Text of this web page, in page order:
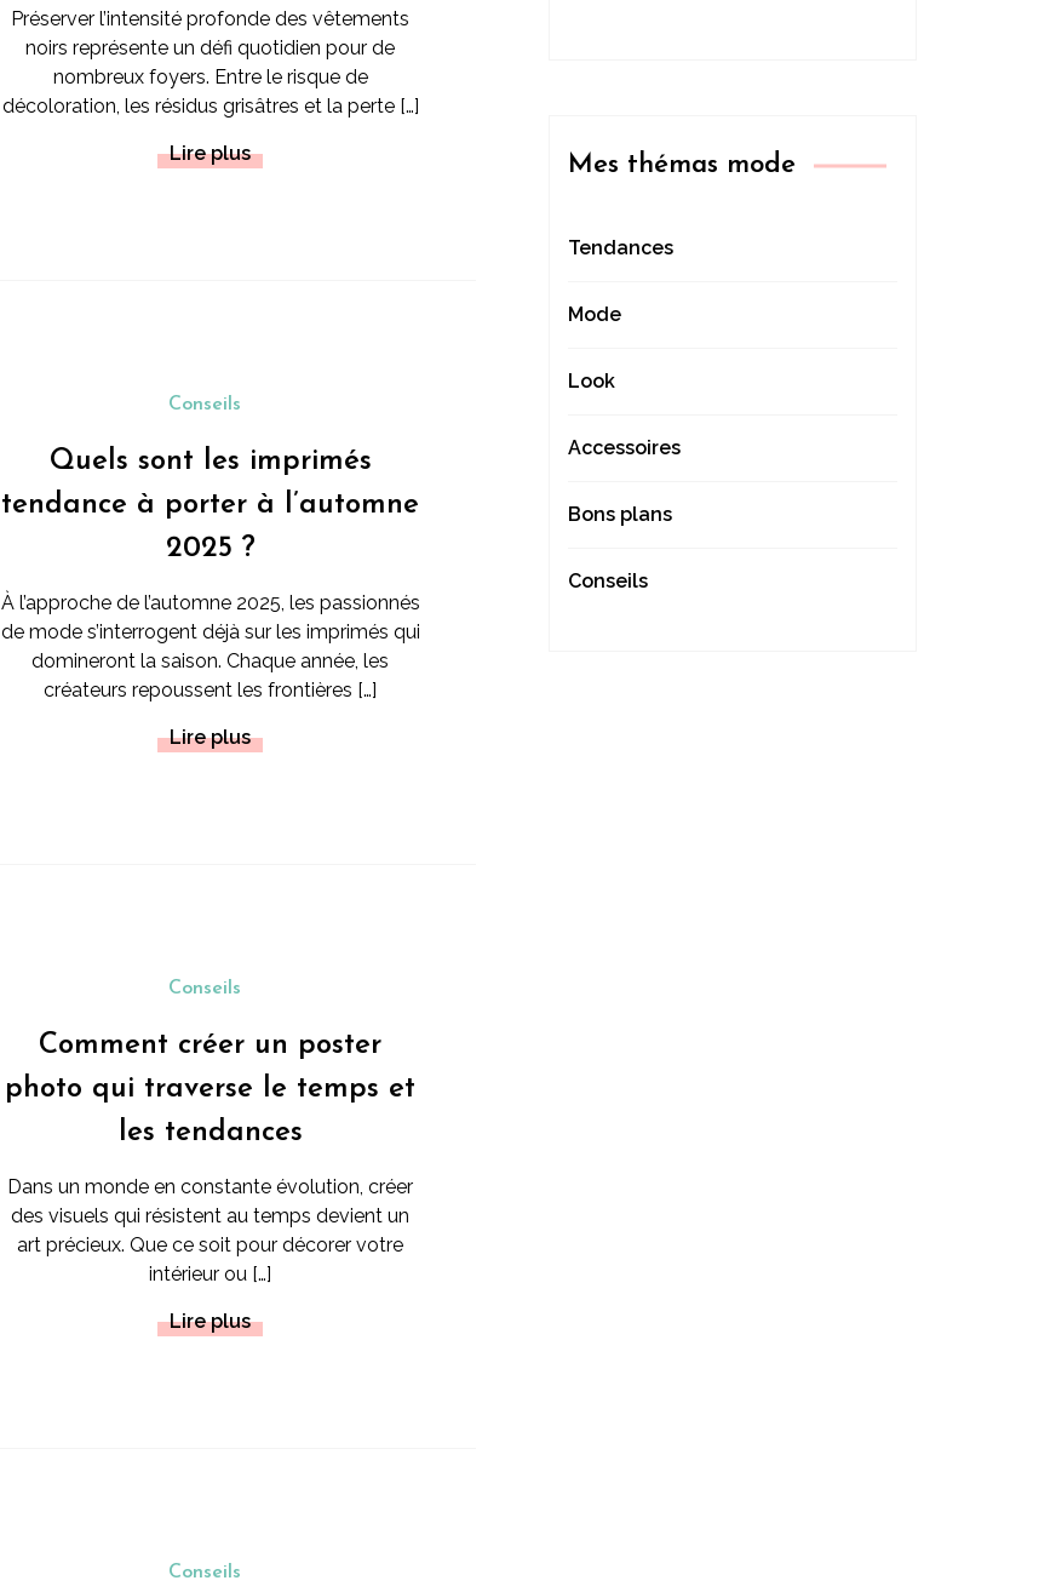
Préserver l’intensité profonde des vêtements
noirs représente un défi quotidien pour de
nombreux foyers. Entre le risque de
décoloration, les résidus grisâtres et la perte […]
Lire plus
Conseils
Quels sont les imprimés
tendance à porter à l’automne
2025 ?
À l’approche de l’automne 2025, les passionnés
de mode s’interrogent déjà sur les imprimés qui
domineront la saison. Chaque année, les
créateurs repoussent les frontières […]
Lire plus
Conseils
Comment créer un poster
photo qui traverse le temps et
les tendances
Dans un monde en constante évolution, créer
des visuels qui résistent au temps devient un
art précieux. Que ce soit pour décorer votre
intérieur ou […]
Lire plus
Conseils
Mes thémas mode
Tendances
Mode
Look
Accessoires
Bons plans
Conseils